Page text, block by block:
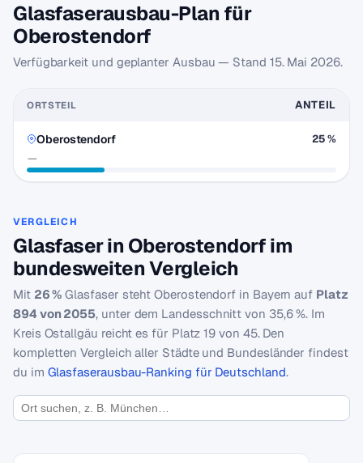
Glasfaserausbau-Plan für
Oberostendorf
Verfügbarkeit und geplanter Ausbau — Stand 15. Mai 2026.
ORTSTEIL ANTEIL
Oberostendorf
—
25 %
VERGLEICH
Glasfaser in Oberostendorf im
bundesweiten Vergleich
Mit 26 % Glasfaser steht Oberostendorf in Bayern auf Platz
894 von 2055, unter dem Landesschnitt von 35,6 %. Im
Kreis Ostallgäu reicht es für Platz 19 von 45. Den
kompletten Vergleich aller Städte und Bundesländer findest
du im Glasfaserausbau-Ranking für Deutschland.